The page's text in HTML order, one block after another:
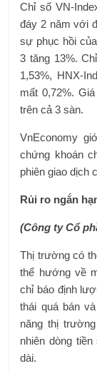
Chỉ số VN-
đáy 2 năm với
sự phục hồi
3 tăng 13%.
1,53%, HNX-
mất 0,72%.
trên cả 3 sàn.
VnEconomy
chứng khoán
phiên giao dịch
Rủi ro ngắn
(Công ty Cổ
Thị trường có
thể hướng về
chỉ báo định
thái quá bán
năng thị
nhiên dòng
dài.